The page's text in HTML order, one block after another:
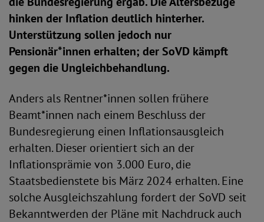
hinken der Inflation deutlich hinterher.
Unterstützung sollen jedoch nur
Pensionär*innen erhalten; der SoVD kämpft
gegen die Ungleichbehandlung.
Anders als Rentner*innen sollen frühere
Beamt*innen nach einem Beschluss der
Bundesregierung einen Inflationsausgleich
erhalten. Dieser orientiert sich an der
Inflationsprämie von 3.000 Euro, die
Staatsbedienstete bis März 2024 erhalten. Eine
solche Ausgleichszahlung fordert der SoVD seit
Bekanntwerden der Pläne mit Nachdruck auch